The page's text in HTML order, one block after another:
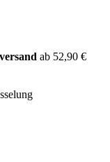
ab 52,90 €